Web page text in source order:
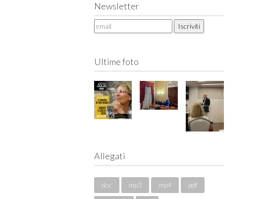
Newsletter
Ultime foto
Allegati
doc mp3 mp4 pdf